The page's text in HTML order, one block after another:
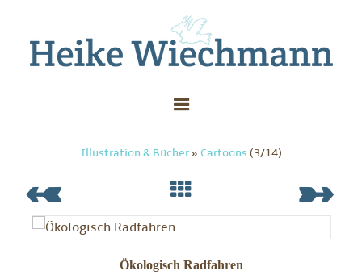
Illustration & Bücher» Cartoons (3/14)
Ökologisch Radfahren